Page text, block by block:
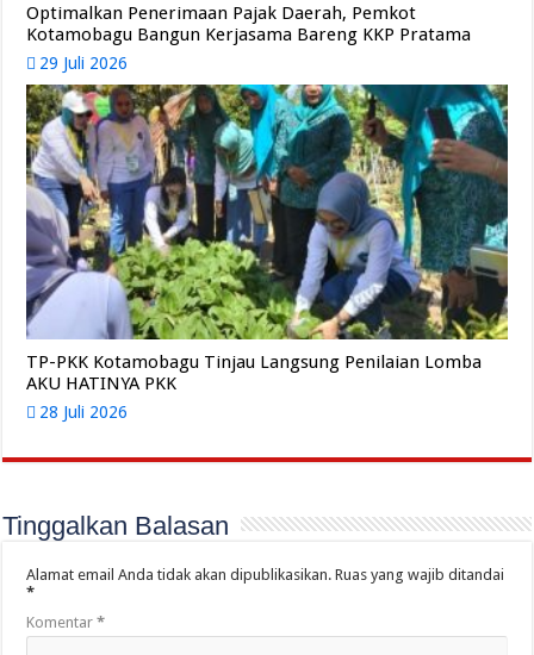
Optimalkan Penerimaan Pajak Daerah, Pemkot
Kotamobagu Bangun Kerjasama Bareng KKP Pratama
29 Juli 2026
TP-PKK Kotamobagu Tinjau Langsung Penilaian Lomba
AKU HATINYA PKK
28 Juli 2026
Tinggalkan Balasan
Alamat email Anda tidak akan dipublikasikan. Ruas yang wajib ditandai
*
Komentar*